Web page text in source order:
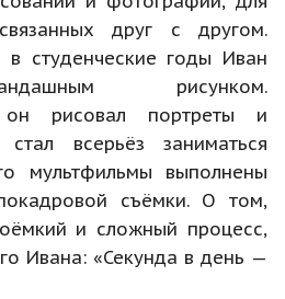
друг с другом.
в студенческие годы Иван
рисунком.
рисовал портреты и
всерьёз заниматься
мультфильмы выполнены
съёмки. О том,
и сложный процесс,
Ивана: «Секунда в день —